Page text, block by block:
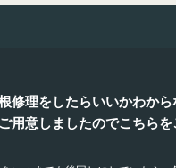
修理をしたらいいかわから
用意しましたのでこちら